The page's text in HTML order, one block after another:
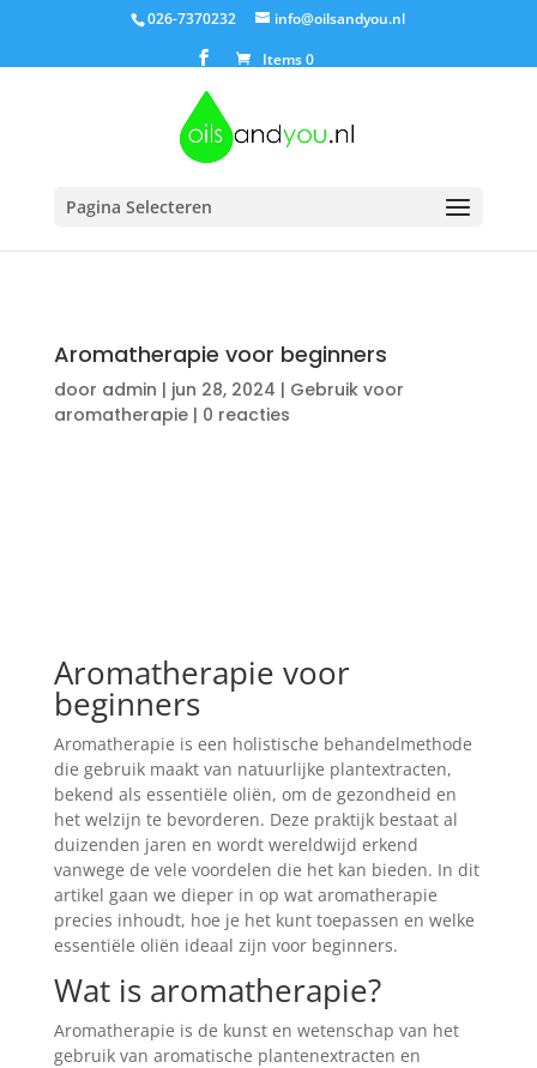
026-7370232
info@oilsandyou.nl
Items 0
Pagina Selecteren
Aromatherapie voor beginners
door admin | jun 28, 2024 | Gebruik voor
aromatherapie| 0 reacties
Aromatherapie voor
beginners
Aromatherapie is een holistische behandelmethode
die gebruik maakt van natuurlijke plantextracten,
bekend als essentiële oliën, om de gezondheid en
het welzijn te bevorderen. Deze praktijk bestaat al
duizenden jaren en wordt wereldwijd erkend
vanwege de vele voordelen die het kan bieden. In dit
artikel gaan we dieper in op wat aromatherapie
precies inhoudt, hoe je het kunt toepassen en welke
essentiële oliën ideaal zijn voor beginners.
Wat is aromatherapie?
Aromatherapie is de kunst en wetenschap van het
gebruik van aromatische plantenextracten en